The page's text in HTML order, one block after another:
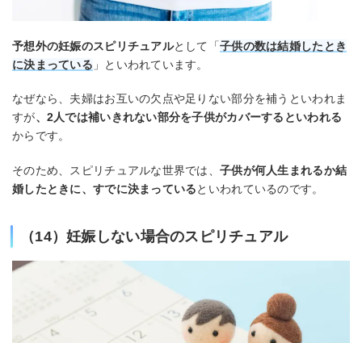
予想外の妊娠のスピリチュアルとして「子供の数は結婚したとき
に決まっている 」といわれています。
なぜなら、夫婦はお互いの欠点や足りない部分を補うといわれま
すが、2人では補いきれない部分を子供がカバーするといわれる
からです。
そのため、スピリチュアルな世界では、子供が何人生まれるか結
婚したときに、すでに決まっているといわれているのです。
（14）妊娠しない場合のスピリチュアル